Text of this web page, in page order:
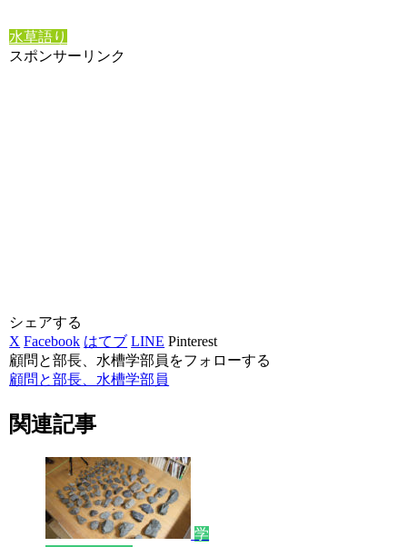
水草語り
スポンサーリンク
シェアする
X Facebook はてブ LINE Pinterest
顧問と部長、水槽学部員をフォローする
顧問と部長、水槽学部員
関連記事
学